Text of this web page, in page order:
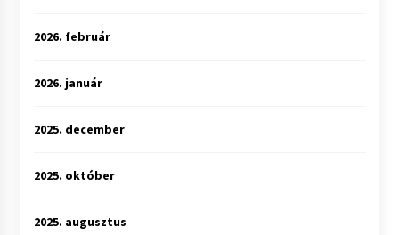
2026. február
2026. január
2025. december
2025. október
2025. augusztus